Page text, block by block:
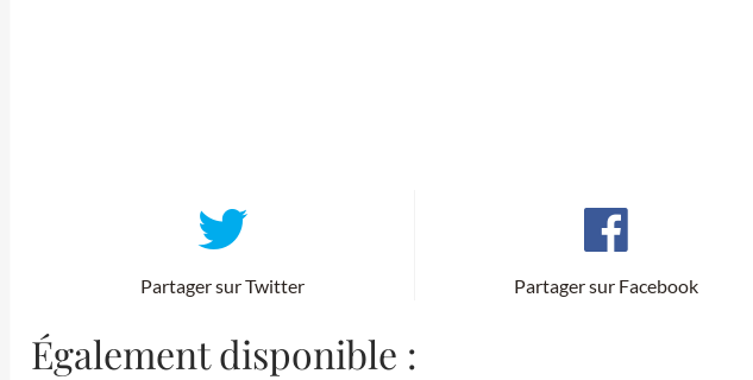
Partager sur Twitter Partager sur Facebook
Également disponible :